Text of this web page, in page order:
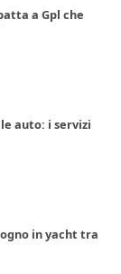
a Gpl che
auto: i servizi
in yacht tra